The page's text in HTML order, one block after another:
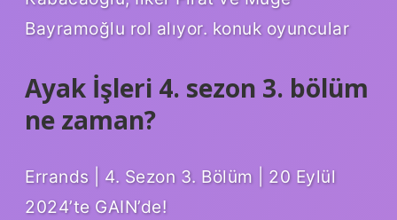
Bayramoğlu rol alıyor. konuk oyuncular
Ayak İşleri 4. sezon 3. bölüm
ne zaman?
Errands | 4. Sezon 3. Bölüm | 20 Eylül
2024’te GAIN’de!